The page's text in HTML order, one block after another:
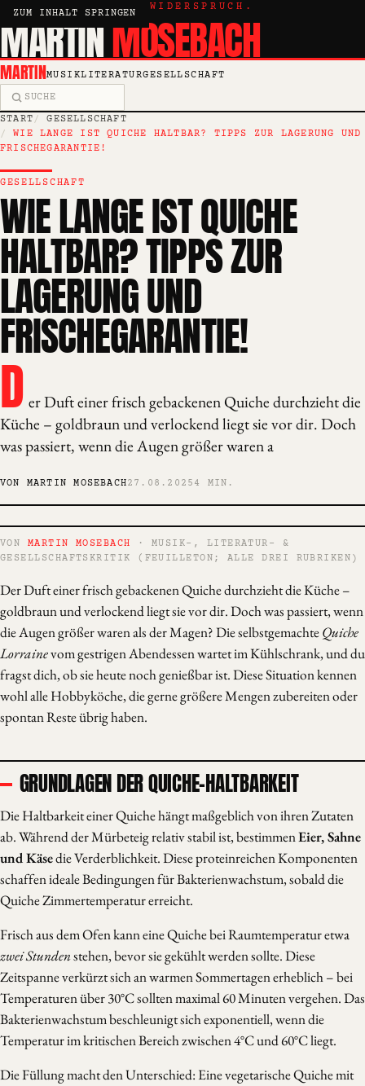
ZUM INHALT SPRINGEN
KRITIK, ESSAY, WIDERSPRUCH.
MARTINMOSEBACH
MARTINMUSIKLITERATURGESELLSCHAFT
Suche
START
GESELLSCHAFT
WIE LANGE IST QUICHE HALTBAR? TIPPS ZUR LAGERUNG UND
FRISCHEGARANTIE!
GESELLSCHAFT
WIE LANGE IST QUICHE
HALTBAR? TIPPS ZUR
LAGERUNG UND
FRISCHEGARANTIE!
D er Duft einer frisch gebackenen Quiche durchzieht die
Küche – goldbraun und verlockend liegt sie vor dir. Doch
was passiert, wenn die Augen größer waren a
VON MARTIN MOSEBACH27.08.2025 4 MIN.
VON MARTIN MOSEBACH
· MUSIK-, LITERATUR- &
GESELLSCHAFTSKRITIK (FEUILLETON; ALLE DREI RUBRIKEN)
Der Duft einer frisch gebackenen Quiche durchzieht die Küche –
goldbraun und verlockend liegt sie vor dir. Doch was passiert, wenn
die Augen größer waren als der Magen? Die selbstgemachteQuiche
Lorrainevom gestrigen Abendessen wartet im Kühlschrank, und du
fragst dich, ob sie heute noch genießbar ist. Diese Situation kennen
wohl alle Hobbyköche, die gerne größere Mengen zubereiten oder
spontan Reste übrig haben.
GRUNDLAGEN DER QUICHE-HALTBARKEIT
Die Haltbarkeit einer Quiche hängt maßgeblich von ihren Zutaten
ab. Während der Mürbeteig relativ stabil ist, bestimmenEier, Sahne
und Käsedie Verderblichkeit. Diese proteinreichen Komponenten
schaffen ideale Bedingungen für Bakterienwachstum, sobald die
Quiche Zimmertemperatur erreicht.
Frisch aus dem Ofen kann eine Quiche bei Raumtemperatur etwa
zwei Stundenstehen, bevor sie gekühlt werden sollte. Diese
Zeitspanne verkürzt sich an warmen Sommertagen erheblich – bei
Temperaturen über 30°C sollten maximal 60 Minuten vergehen. Das
Bakterienwachstum beschleunigt sich exponentiell, wenn die
Temperatur im kritischen Bereich zwischen 4°C und 60°C liegt.
Die Füllung macht den Unterschied: Eine vegetarische Quiche mit